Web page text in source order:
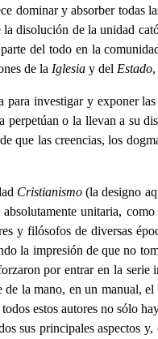
dominar y absorber todas
disolución de la unidad
del todo en la
de la Iglesiay del Estado,
investigar y exponer
perpetúan o la llevan a su
que las creencias, los
Cristianismo (la designo
unitaria,
y filósofos de diversas
la impresión de que no
por entrar en la
la mano, en un manual,
estos autores no sólo
sus principales aspectos